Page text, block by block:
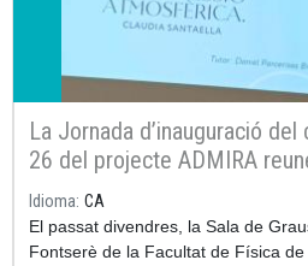
La Jornada d’inauguració del
26 del projecte ADMIRA
universitat i secundària per
la recerca i l’aprenentatge
Idioma CA
El passat divendres, la Sala de
Fontserè de la Facultat de Física de